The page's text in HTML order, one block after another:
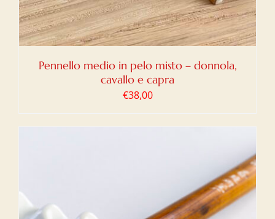
Pennello medio in pelo misto – donnola,
cavallo e capra
€38,00